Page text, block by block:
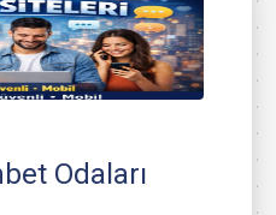
Odaları